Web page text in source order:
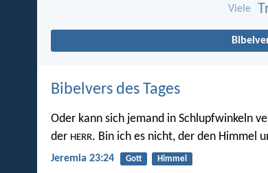
Viele
Bibelvers des Tages
Oder kann sich jemand in Schlupfwinkeln
der HERR. Bin ich es nicht, der den Himmel
Jeremia 23:24 Gott Himmel